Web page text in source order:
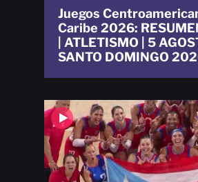
Juegos
Caribe 2026:
| ATLETISMO | 5
SANTO DOMINGO